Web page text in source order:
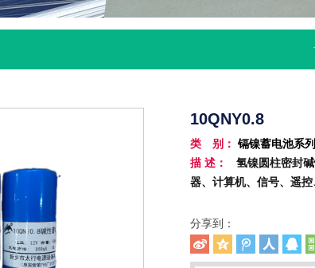
10QNY0.8
类 别： 镉镍蓄电池系列
描 述：
氢镍圆柱密封
器、计算机、信号、遥
分享到：